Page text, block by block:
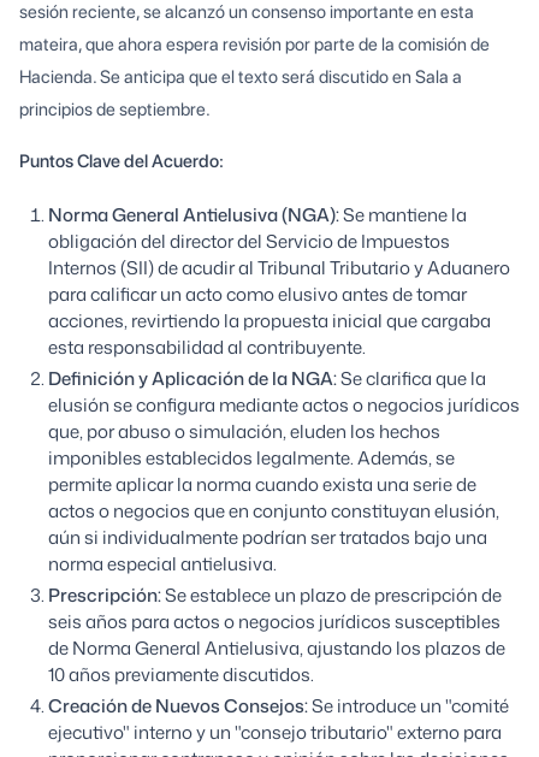
sesión reciente, se alcanzó un consenso importante en esta
mateira, que ahora espera revisión por parte de la comisión de
Hacienda. Se anticipa que el texto será discutido en Sala a
principios de septiembre.
Puntos Clave del Acuerdo:
Norma General Antielusiva (NGA):Se mantiene la
obligación del director del Servicio de Impuestos
Internos (SII) de acudir al Tribunal Tributario y Aduanero
para calificar un acto como elusivo antes de tomar
acciones, revirtiendo la propuesta inicial que cargaba
esta responsabilidad al contribuyente.
Definición y Aplicación de la NGA:Se clarifica que la
elusión se configura mediante actos o negocios jurídicos
que, por abuso o simulación, eluden los hechos
imponibles establecidos legalmente. Además, se
permite aplicar la norma cuando exista una serie de
actos o negocios que en conjunto constituyan elusión,
aún si individualmente podrían ser tratados bajo una
norma especial antielusiva.
Prescripción:Se establece un plazo de prescripción de
seis años para actos o negocios jurídicos susceptibles
de Norma General Antielusiva, ajustando los plazos de
10 años previamente discutidos.
Creación de Nuevos Consejos:Se introduce un "comité
ejecutivo" interno y un "consejo tributario" externo para